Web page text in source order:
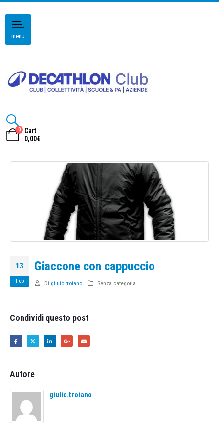
menu
0
Cart
0,00€
13
Feb
Giaccone con cappuccio
Di giulio.troiano Senza categoria
Condividi questo post
Autore
giulio.troiano